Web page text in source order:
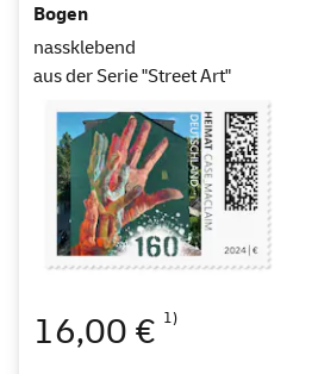
Bogen
nassklebend
aus der Serie "Street Art"
16,00 € 1)